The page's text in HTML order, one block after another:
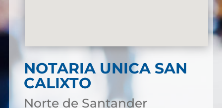
NOTARIA UNICA SAN
CALIXTO
Norte de Santander